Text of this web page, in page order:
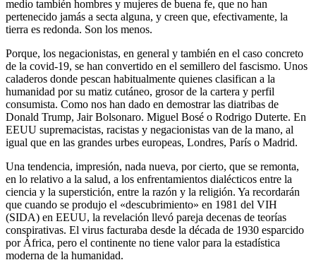
medio también hombres y mujeres de buena fe, que no han
pertenecido jamás a secta alguna, y creen que, efectivamente, la
tierra es redonda. Son los menos.
Porque, los negacionistas, en general y también en el caso concreto
de la covid-19, se han convertido en el semillero del fascismo. Unos
caladeros donde pescan habitualmente quienes clasifican a la
humanidad por su matiz cutáneo, grosor de la cartera y perfil
consumista. Como nos han dado en demostrar las diatribas de
Donald Trump, Jair Bolsonaro. Miguel Bosé o Rodrigo Duterte. En
EEUU supremacistas, racistas y negacionistas van de la mano, al
igual que en las grandes urbes europeas, Londres, París o Madrid.
Una tendencia, impresión, nada nueva, por cierto, que se remonta,
en lo relativo a la salud, a los enfrentamientos dialécticos entre la
ciencia y la superstición, entre la razón y la religión. Ya recordarán
que cuando se produjo el «descubrimiento» en 1981 del VIH
(SIDA) en EEUU, la revelación llevó pareja decenas de teorías
conspirativas. El virus facturaba desde la década de 1930 esparcido
por África, pero el continente no tiene valor para la estadística
moderna de la humanidad.